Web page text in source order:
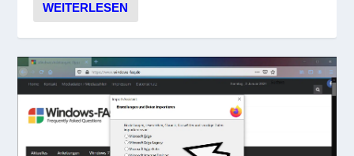
WEITERLESEN